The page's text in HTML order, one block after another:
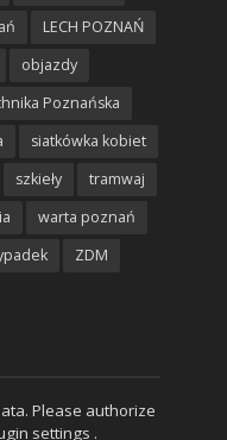
LECH POZNAŃ
objazdy
Poznańska
siatkówka kobiet
szkieły
tramwaj
warta poznań
ZDM
Please authorize
settings .